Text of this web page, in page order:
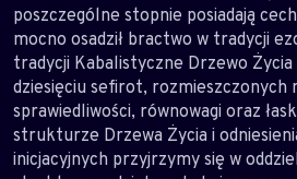
poszczególne stopnie posiadają
mocno osadził bractwo w tradycji
tradycji Kabalistyczne Drzewo
dziesięciu sefirot, rozmieszczonych
sprawiedliwości, równowagi oraz
strukturze Drzewa Życia i
inicjacyjnych przyjrzymy się w